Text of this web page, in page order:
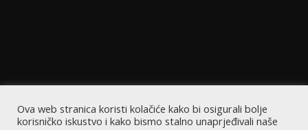
Ova web stranica koristi kolačiće kako bi osigurali bolje
korisničko iskustvo i kako bismo stalno unaprjeđivali naše